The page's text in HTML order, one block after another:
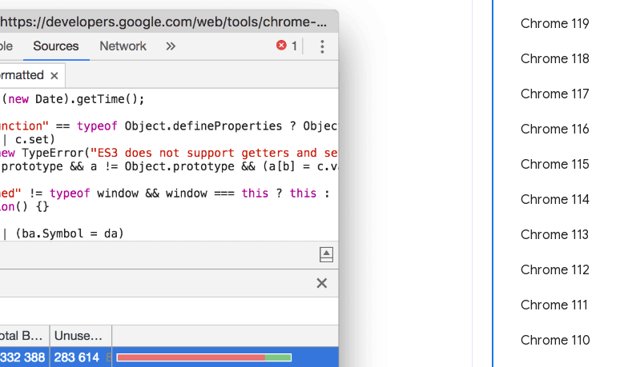
Chrome 119
Chrome 118
Chrome 117
Chrome 116
Chrome 115
Chrome 114
Chrome 113
Chrome 112
Chrome 111
Chrome 110